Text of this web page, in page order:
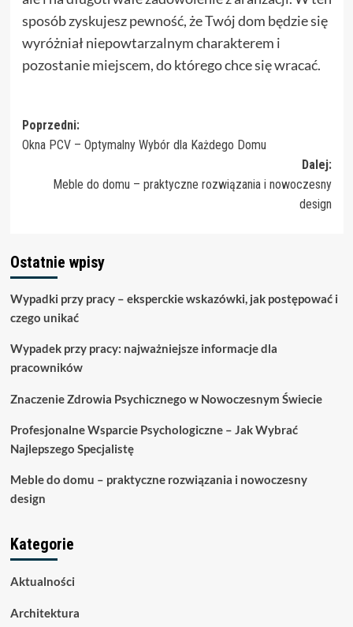
sposób zyskujesz pewność, że Twój dom będzie się
wyróżniał niepowtarzalnym charakterem i
pozostanie miejscem, do którego chce się wracać.
Zobacz
wpisy
Poprzedni:
Okna PCV – Optymalny Wybór dla Każdego Domu
Dalej:
Meble do domu – praktyczne rozwiązania i nowoczesny
design
Ostatnie wpisy
Wypadki przy pracy – eksperckie wskazówki, jak postępować i
czego unikać
Wypadek przy pracy: najważniejsze informacje dla
pracowników
Znaczenie Zdrowia Psychicznego w Nowoczesnym Świecie
Profesjonalne Wsparcie Psychologiczne – Jak Wybrać
Najlepszego Specjalistę
Meble do domu – praktyczne rozwiązania i nowoczesny
design
Kategorie
Aktualności
Architektura